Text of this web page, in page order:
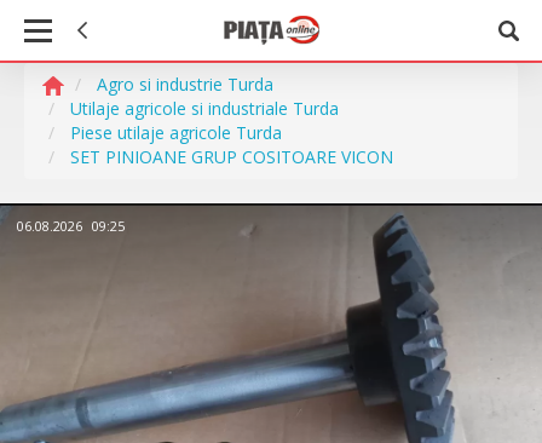
Agro si industrie Turda
Utilaje agricole si industriale Turda
Piese utilaje agricole Turda
SET PINIOANE GRUP COSITOARE VICON
06.08.2026 09:25